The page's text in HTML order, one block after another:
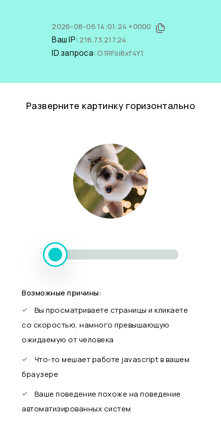
2026-08-06 14:01:24 +0000
Ваш IP:216.73.217.24
ID запроса:O1RFsi8xf4Y1
Разверните картинку горизонтально
Возможные причины:
Вы просматриваете страницы и кликаете
со скоростью, намного превышающую
ожидаемую от человека
Что-то мешает работе javascript в вашем
браузере
Ваше поведение похоже на поведение
автоматизированных систем